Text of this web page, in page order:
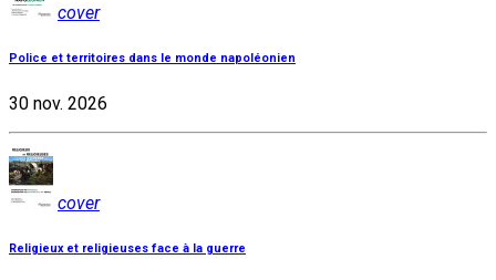
cover
Police et territoires dans le monde napoléonien
30 nov. 2026
cover
Religieux et religieuses face à la guerre